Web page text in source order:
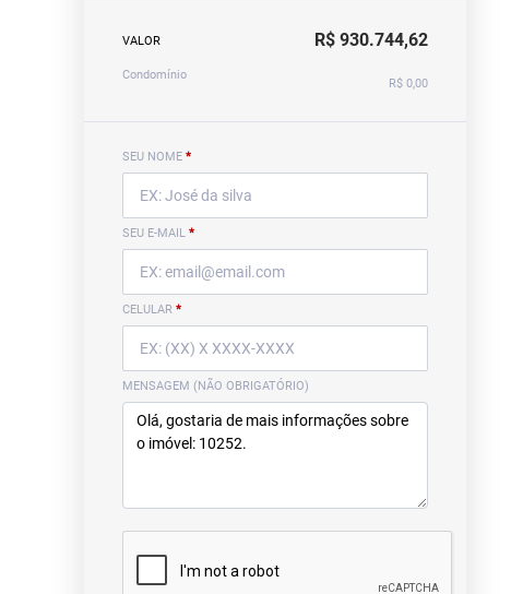
VALOR R$ 930.744,62
Condomínio
R$ 0,00
SEU NOME *
SEU E-MAIL *
CELULAR *
MENSAGEM (NÃO OBRIGATÓRIO)